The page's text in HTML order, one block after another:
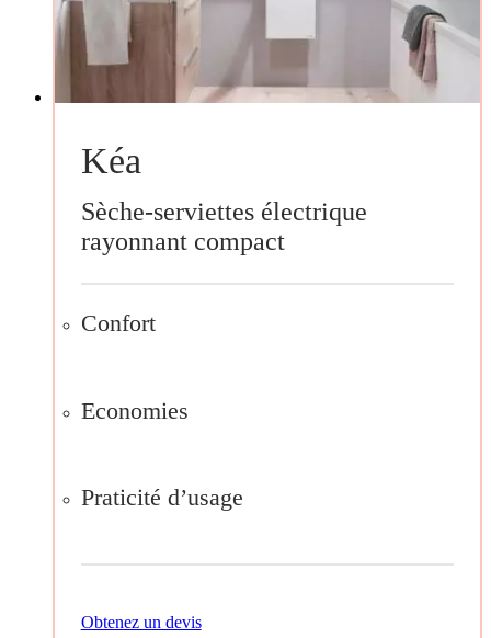
Kéa
Sèche-serviettes électrique
rayonnant compact
Confort
Economies
Praticité d’usage
Obtenez un devis